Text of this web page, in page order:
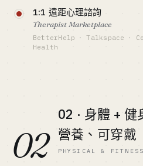
Lifestyle indie / App Store 老
標竿 · BENCHMARK
One Sec $1M+ ARR · 創始人
最適合 · BEST FIT
Lifestyle indie / App Store 老
之後窗口打開但風險高 —
殺訴訟讓監管開始盯緊「AI
Wysa ~$15M ARR（估）·
最適合 · BEST FIT
資本側 + 臨床顧問 · 合規重
1:1 遠距心理諮詢
Therapist Marketplace
BetterHelp · Talkspace ·
Health
資金底線 · CAPITAL
$5M-50M
GTM · SALES MOTION
02
02 · 身體 + 健
營養、可穿戴
PHYSICAL & FITNESS